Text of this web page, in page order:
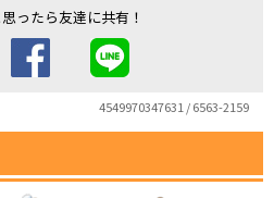
思ったら友達に共有！
4549970347631 / 6563-2159